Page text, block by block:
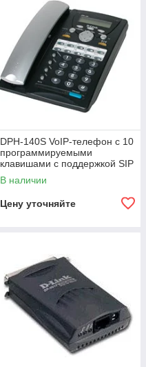
DPH-140S VoIP-телефон с 10
программируемыми
клавишами с поддержкой SIP
В наличии
Цену уточняйте